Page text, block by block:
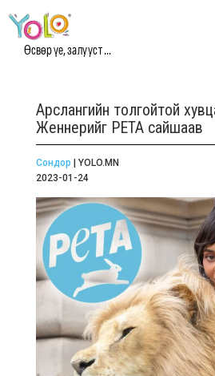
Өсвөр үе, залууст ...
Арслангийн толгойтой
Женнерийг PETA сайшаав
Сондор | YOLO.MN
2023-01-24